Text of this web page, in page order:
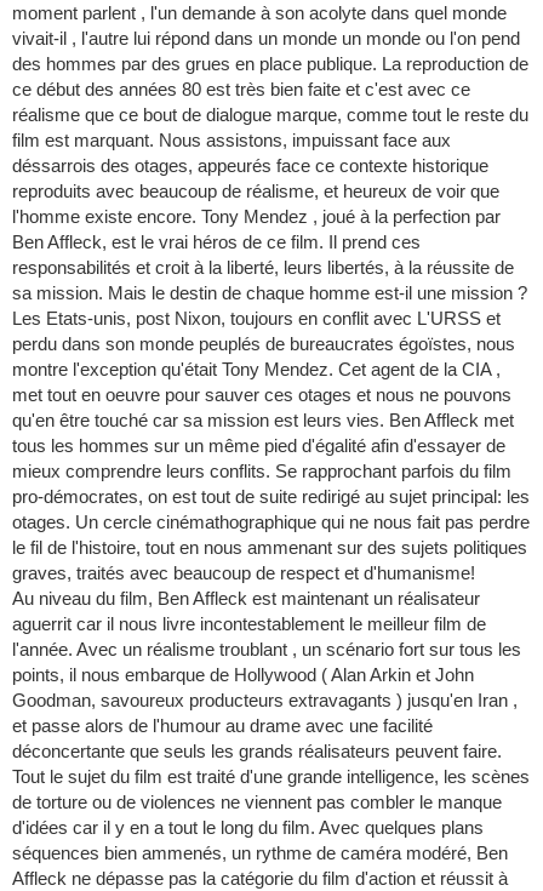
moment parlent , l'un demande à son acolyte dans quel monde
vivait-il , l'autre lui répond dans un monde un monde ou l'on pend
des hommes par des grues en place publique. La reproduction de
ce début des années 80 est très bien faite et c'est avec ce
réalisme que ce bout de dialogue marque, comme tout le reste du
film est marquant. Nous assistons, impuissant face aux
déssarrois des otages, appeurés face ce contexte historique
reproduits avec beaucoup de réalisme, et heureux de voir que
l'homme existe encore. Tony Mendez , joué à la perfection par
Ben Affleck, est le vrai héros de ce film. Il prend ces
responsabilités et croit à la liberté, leurs libertés, à la réussite de
sa mission. Mais le destin de chaque homme est-il une mission ?
Les Etats-unis, post Nixon, toujours en conflit avec L'URSS et
perdu dans son monde peuplés de bureaucrates égoïstes, nous
montre l'exception qu'était Tony Mendez. Cet agent de la CIA ,
met tout en oeuvre pour sauver ces otages et nous ne pouvons
qu'en être touché car sa mission est leurs vies. Ben Affleck met
tous les hommes sur un même pied d'égalité afin d'essayer de
mieux comprendre leurs conflits. Se rapprochant parfois du film
pro-démocrates, on est tout de suite redirigé au sujet principal: les
otages. Un cercle cinémathographique qui ne nous fait pas perdre
le fil de l'histoire, tout en nous ammenant sur des sujets politiques
graves, traités avec beaucoup de respect et d'humanisme!
Au niveau du film, Ben Affleck est maintenant un réalisateur
aguerrit car il nous livre incontestablement le meilleur film de
l'année. Avec un réalisme troublant , un scénario fort sur tous les
points, il nous embarque de Hollywood ( Alan Arkin et John
Goodman, savoureux producteurs extravagants ) jusqu'en Iran ,
et passe alors de l'humour au drame avec une facilité
déconcertante que seuls les grands réalisateurs peuvent faire.
Tout le sujet du film est traité d'une grande intelligence, les scènes
de torture ou de violences ne viennent pas combler le manque
d'idées car il y en a tout le long du film. Avec quelques plans
séquences bien ammenés, un rythme de caméra modéré, Ben
Affleck ne dépasse pas la catégorie du film d'action et réussit à